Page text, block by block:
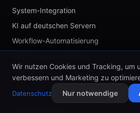
Wir nutzen Cookies und Tracking, um
verbessern und Marketing zu
Datenschutz Nur notwendige
System-Integration
KI auf deutschen Servern
Workflow-Automatisierung
RPA vs. KI